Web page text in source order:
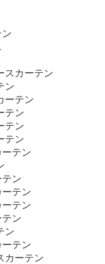
スカーテン
ン
ーテン
テン
テン
テン
テン
ン
テン
テン
ン
ン
テン
カーテン